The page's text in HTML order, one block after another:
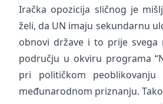
Iračka opozicija sličnog je
želi, da UN imaju sekundarnu
obnovi države i to prije svega
području u okviru programa
pri političkom
međunarodnom priznanju.